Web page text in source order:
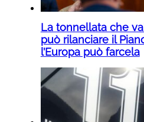
La tonnellata che
può rilanciare il
l’Europa può farcela